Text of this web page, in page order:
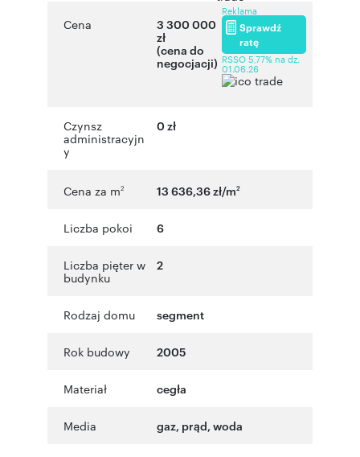
Cena
3 300 000
zł
(cena do
negocjacji)
Reklama
Sprawdź
ratę
RSSO 5,77% na dz.
01.06.26
Czynsz
administracyjn
y
0 zł
Cena za m2 13 636,36 zł/m2
Liczba pokoi 6
Liczba pięter w
budynku
2
Rodzaj domu segment
Rok budowy 2005
Materiał cegła
Media gaz, prąd, woda